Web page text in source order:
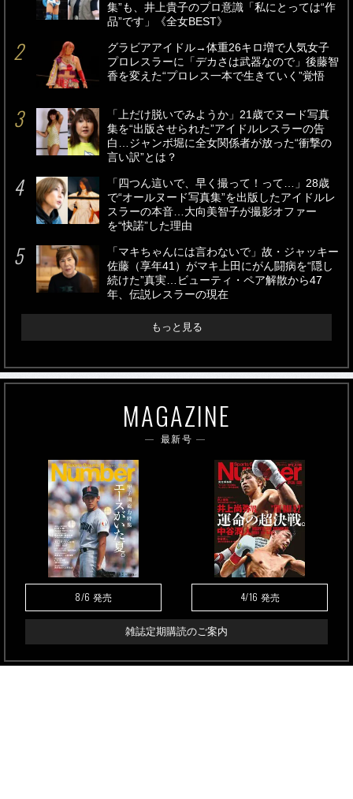
集”も、井上貴子のプロ意識「私にとっては“作
品”です」《全女BEST》
グラビアアイドル→体重26キロ増で人気女子
プロレスラーに「デカさは武器なので」後藤智
香を変えた“プロレス一本で生きていく”覚悟
「上だけ脱いでみようか」21歳でヌード写真
集を“出版させられた”アイドルレスラーの告
白…ジャンボ堀に全女関係者が放った“衝撃の
言い訳”とは？
「四つん這いで、早く撮って！って…」28歳
で“オールヌード写真集”を出版したアイドルレ
スラーの本音…大向美智子が撮影オファー
を“快諾”した理由
「マキちゃんには言わないで」故・ジャッキー
佐藤（享年41）がマキ上田にがん闘病を“隠し
続けた”真実…ビューティ・ペア解散から47
年、伝説レスラーの現在
もっと見る
MAGAZINE
最新号
8/6 発売 4/16 発売
雑誌定期購読のご案内